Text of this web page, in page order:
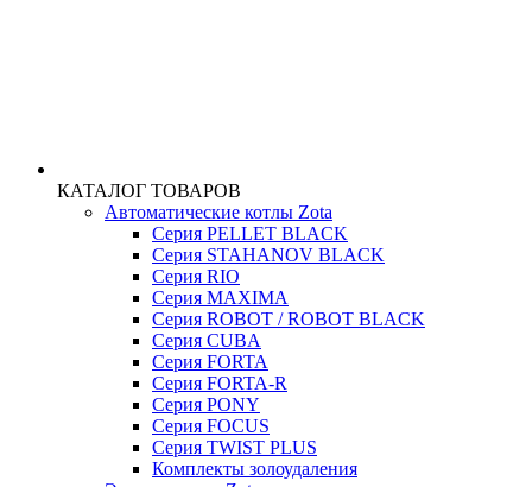
КАТАЛОГ ТОВАРОВ
Автоматические котлы Zota
Серия PELLET BLACK
Серия STAHANOV BLACK
Серия RIO
Серия MAXIMA
Серия ROBOT / ROBOT BLACK
Серия CUBA
Серия FORTA
Серия FORTA-R
Серия PONY
Серия FOCUS
Серия TWIST PLUS
Комплекты золоудаления